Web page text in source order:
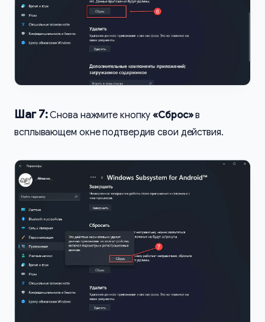
Шаг 7:Снова нажмите кнопку«Сброс»в
всплывающем окне подтвердив свои действия.